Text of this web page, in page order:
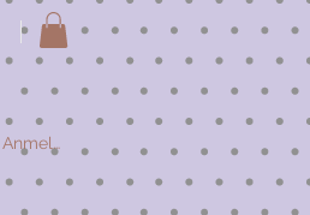
Anmelden